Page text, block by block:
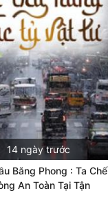
14 ngày trước
Băng Phong : Ta Chế
An Toàn Tại Tận